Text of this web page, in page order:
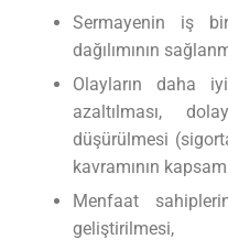
Sermayenin iş
dağılımının
Olayların daha
azaltılması,
düşürülmesi
kavramının
Menfaat
geliştirilmesi,